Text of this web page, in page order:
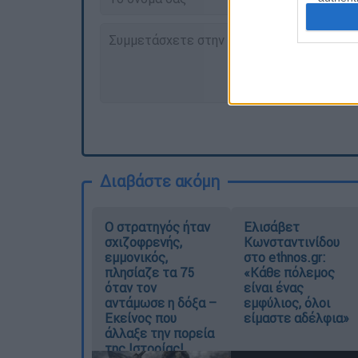
Διαβάστε ακόμη
O στρατηγός ήταν
σχιζοφρενής,
εμμονικός,
πλησίαζε τα 75
όταν τον
αντάμωσε η δόξα –
Εκείνος που
άλλαξε την πορεία
της Ιστορίας!
Ελισάβετ
Κωνσταντινίδου
στο ethnos.gr:
«Κάθε πόλεμος
είναι ένας
εμφύλιος, όλοι
είμαστε αδέλφια»